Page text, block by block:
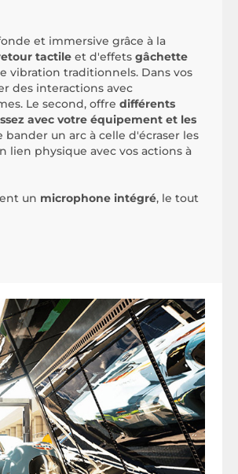
et immersive grâce à la
tactile et d'effets gâchette
vibration traditionnels. Dans vos
des interactions avec
Le second, offre différents
avec votre équipement et les
bander un arc à celle d'écraser les
lien physique avec vos actions à
un microphone intégré, le tout